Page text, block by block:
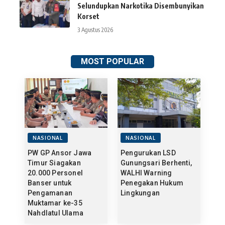
Selundupkan Narkotika Disembunyikan
Korset
3 Agustus 2026
MOST POPULAR
NASIONAL
PW GP Ansor Jawa
Timur Siagakan
20.000 Personel
Banser untuk
Pengamanan
Muktamar ke-35
Nahdlatul Ulama
NASIONAL
Pengurukan LSD
Gunungsari Berhenti,
WALHI Warning
Penegakan Hukum
Lingkungan